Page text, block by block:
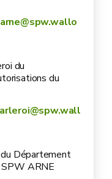
du
du
Département
ARNE